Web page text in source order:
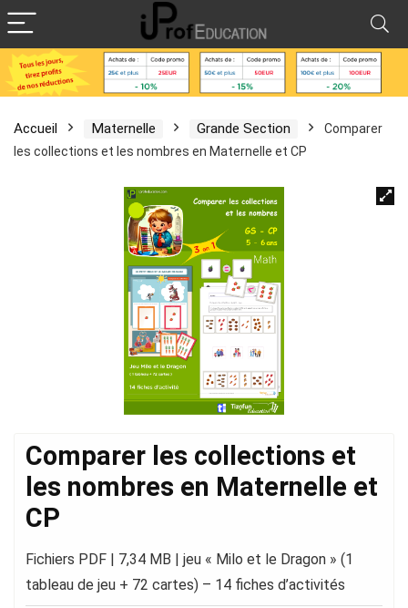
Accueil Maternelle Grande Section
Comparer
les collections et les nombres en Maternelle et CP
Comparer les collections et
les nombres en Maternelle et
CP
Fichiers PDF | 7,34 MB | jeu « Milo et le Dragon » (1
tableau de jeu + 72 cartes) – 14 fiches d’activités